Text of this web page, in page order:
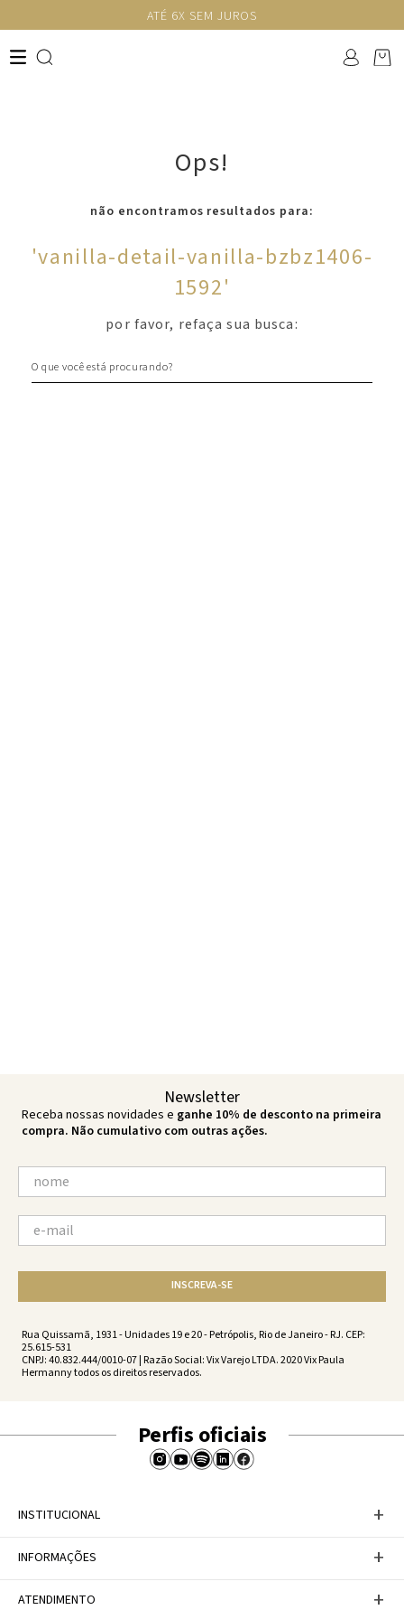
ATÉ 6X SEM JUROS
Ops!
não encontramos resultados para:
'vanilla-detail-vanilla-bzbz1406-
1592'
por favor, refaça sua busca:
Newsletter
Receba nossas novidades e ganhe 10% de desconto na primeira
compra. Não cumulativo com outras ações.
INSCREVA-SE
Rua Quissamã, 1931 - Unidades 19 e 20 - Petrópolis, Rio de Janeiro - RJ. CEP:
25.615-531
CNPJ: 40.832.444/0010-07 | Razão Social: Vix Varejo LTDA. 2020 Vix Paula
Hermanny todos os direitos reservados.
Perfis oficiais
INSTITUCIONAL +
A Marca
Trabalhe conosco
INFORMAÇÕES +
Política de Privacidade
ATENDIMENTO +